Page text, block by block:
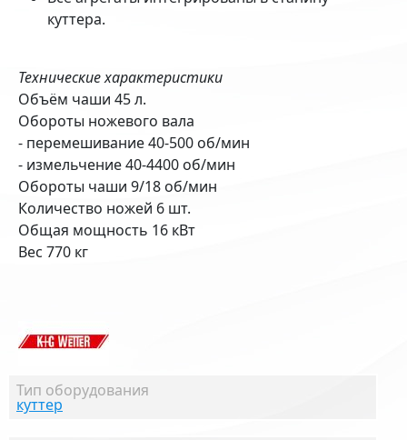
Тип оборудования
куттер
куттера.
Технические характеристики
Объём чаши 45 л.
Обороты ножевого вала
- перемешивание 40-500 об/мин
- измельчение 40-4400 об/мин
Обороты чаши 9/18 об/мин
Количество ножей 6 шт.
Общая мощность 16 кВт
Вес 770 кг